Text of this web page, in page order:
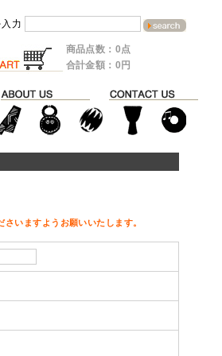
力
商品点数：0点
合計金額：0円
いますようお願いいたします。